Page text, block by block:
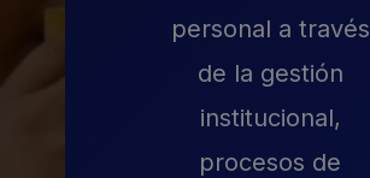
personal a través
de la gestión
institucional,
procesos de